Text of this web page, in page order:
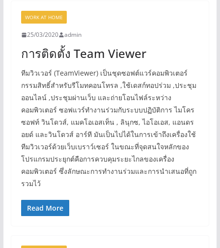
WORK AT HOME
25/03/2020 admin
การติดตั้ง Team Viewer
ทีมวิวเวอร์ (TeamViewer) เป็นชุดซอฟต์แวร์คอมพิวเตอร์
กรรมสิทธิ์สำหรับรีโมทคอนโทรล ,ใช้เดสก์ทอปร่วม ,ประชุม
ออนไลน์ ,ประชุมผ่านเว็บ และถ่ายโอนไฟล์ระหว่าง
คอมพิวเตอร์ ซอฟแวร์ทำงานร่วมกับระบบปฏิบัติการ ไมโคร
ซอฟท์ วินโดวส์, แมคโอเอสเท็น , ลินุกซ, ไอโอเอส, แอนดร
อยด์ และวินโดวส์ อาร์ที มันเป็นไปได้ในการเข้าถึงเครื่องใช้
ทีมวิวเวอร์ด้วยเว็บเบราว์เซอร์ ในขณะที่จุดสนใจหลักของ
โปรแกรมประยุกต์คือการควบคุมระยะไกลของเครื่อง
คอมพิวเตอร์ ซึ่งลักษณะการทำงานร่วมและการนำเสนอที่ถูก
รวมไว้
Read More